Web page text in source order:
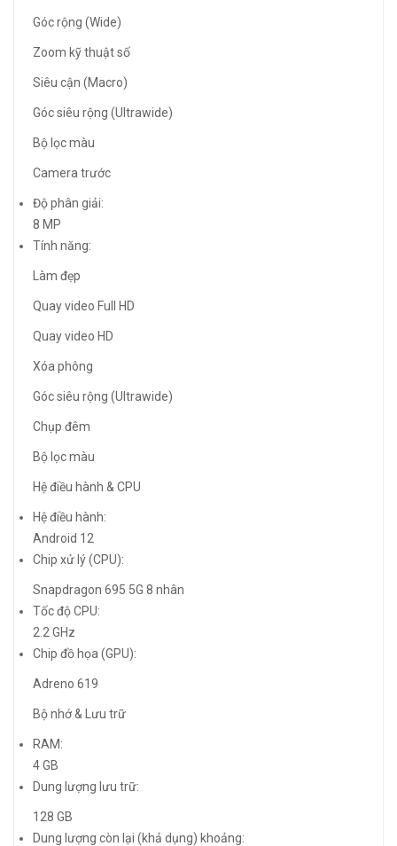
Góc rộng (Wide)
Zoom kỹ thuật số
Siêu cận (Macro)
Góc siêu rộng (Ultrawide)
Bộ lọc màu
Camera trước
Độ phân giải:
8 MP
Tính năng:
Làm đẹp
Quay video Full HD
Quay video HD
Xóa phông
Góc siêu rộng (Ultrawide)
Chụp đêm
Bộ lọc màu
Hệ điều hành & CPU
Hệ điều hành:
Android 12
Chip xử lý (CPU):
Snapdragon 695 5G 8 nhân
Tốc độ CPU:
2.2 GHz
Chip đồ họa (GPU):
Adreno 619
Bộ nhớ & Lưu trữ
RAM:
4 GB
Dung lượng lưu trữ:
128 GB
Dung lượng còn lại (khả dụng) khoảng: